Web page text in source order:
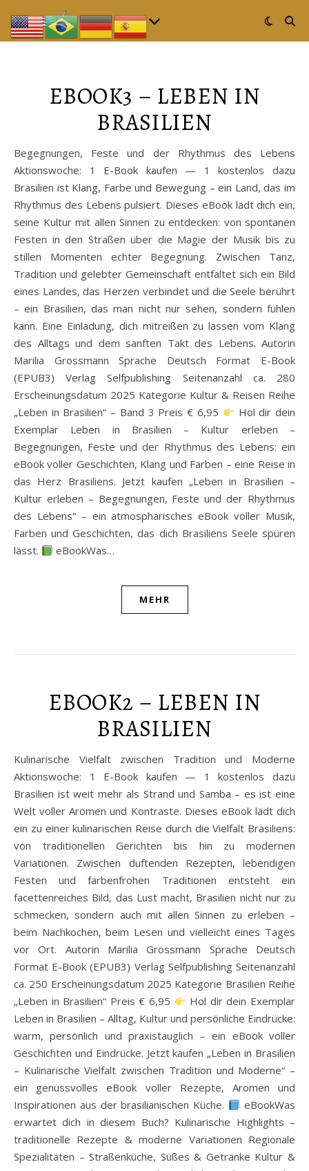
EBOOK3 – LEBEN IN
BRASILIEN
Begegnungen, Feste und der Rhythmus des Lebens
Aktionswoche: 1 E-Book kaufen — 1 kostenlos dazu
Brasilien ist Klang, Farbe und Bewegung – ein Land, das im
Rhythmus des Lebens pulsiert. Dieses eBook lädt dich ein,
seine Kultur mit allen Sinnen zu entdecken: von spontanen
Festen in den Straßen über die Magie der Musik bis zu
stillen Momenten echter Begegnung. Zwischen Tanz,
Tradition und gelebter Gemeinschaft entfaltet sich ein Bild
eines Landes, das Herzen verbindet und die Seele berührt
– ein Brasilien, das man nicht nur sehen, sondern fühlen
kann. Eine Einladung, dich mitreißen zu lassen vom Klang
des Alltags und dem sanften Takt des Lebens. Autorin
Marilia Grossmann Sprache Deutsch Format E-Book
(EPUB3) Verlag Selfpublishing Seitenanzahl ca. 280
Erscheinungsdatum 2025 Kategorie Kultur & Reisen Reihe
„Leben in Brasilien“ – Band 3 Preis € 6,95
Hol dir dein
Exemplar Leben in Brasilien – Kultur erleben –
Begegnungen, Feste und der Rhythmus des Lebens: ein
eBook voller Geschichten, Klang und Farben – eine Reise in
das Herz Brasiliens. Jetzt kaufen „Leben in Brasilien –
Kultur erleben – Begegnungen, Feste und der Rhythmus
des Lebens“ – ein atmosphärisches eBook voller Musik,
Farben und Geschichten, das dich Brasiliens Seele spüren
lässt.
eBookWas…
MEHR
EBOOK2 – LEBEN IN
BRASILIEN
Kulinarische Vielfalt zwischen Tradition und Moderne
Aktionswoche: 1 E-Book kaufen — 1 kostenlos dazu
Brasilien ist weit mehr als Strand und Samba – es ist eine
Welt voller Aromen und Kontraste. Dieses eBook lädt dich
ein zu einer kulinarischen Reise durch die Vielfalt Brasiliens:
von traditionellen Gerichten bis hin zu modernen
Variationen. Zwischen duftenden Rezepten, lebendigen
Festen und farbenfrohen Traditionen entsteht ein
facettenreiches Bild, das Lust macht, Brasilien nicht nur zu
schmecken, sondern auch mit allen Sinnen zu erleben –
beim Nachkochen, beim Lesen und vielleicht eines Tages
vor Ort. Autorin Marilia Grossmann Sprache Deutsch
Format E-Book (EPUB3) Verlag Selfpublishing Seitenanzahl
ca. 250 Erscheinungsdatum 2025 Kategorie Brasilien Reihe
„Leben in Brasilien“ Preis € 6,95
Hol dir dein Exemplar
Leben in Brasilien – Alltag, Kultur und persönliche Eindrücke:
warm, persönlich und praxistauglich – ein eBook voller
Geschichten und Eindrücke. Jetzt kaufen „Leben in Brasilien
– Kulinarische Vielfalt zwischen Tradition und Moderne“ –
ein genussvolles eBook voller Rezepte, Aromen und
Inspirationen aus der brasilianischen Küche.
eBookWas
erwartet dich in diesem Buch? Kulinarische Highlights –
traditionelle Rezepte & moderne Variationen Regionale
Spezialitäten – Straßenküche, Süßes & Getränke Kultur &